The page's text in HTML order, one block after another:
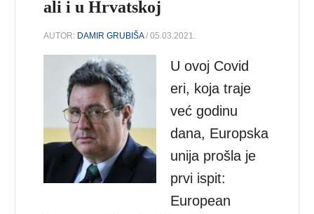
ali i u Hrvatskoj
AUTOR: DAMIR GRUBIŠA/ 05.03.2021.
U ovoj Covid
eri, koja traje
već godinu
dana, Europska
unija prošla je
prvi ispit:
European